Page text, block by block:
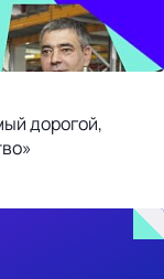
дорогой,